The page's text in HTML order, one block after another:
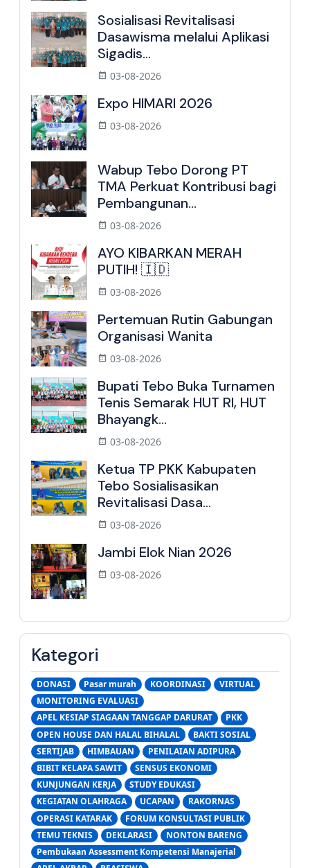
Sosialisasi Revitalisasi
Dasawisma melalui Aplikasi
Sigadis...
03-08-2026
Expo HIMARI 2026
03-08-2026
Wabup Tebo Dorong PT
TMA Perkuat Kontribusi bagi
Pembangunan...
03-08-2026
AYO KIBARKAN MERAH
PUTIH! 🇮🇩
03-08-2026
Pertemuan Rutin Gabungan
Organisasi Wanita
03-08-2026
Bupati Tebo Buka Turnamen
Tenis Semarak HUT RI, HUT
Bhayangk...
03-08-2026
Ketua TP PKK Kabupaten
Tebo Sosialisasikan
Revitalisasi Dasa...
03-08-2026
Jambi Elok Nian 2026
03-08-2026
Kategori
DONASI Pasar murah KOORDINASI
VIRTUAL
MONITORING EVALUASI
APEL KESIAP SIAGAAN TANGGAP DARURAT
PKK
OPEN HOUSE DAN HALAL BIHALAL
BAKTI SOSIAL
SERTIJAB
HIMBAUAN
PENILAIAN ADIPURA
BIBIT KELAPA SAWIT
SENSUS EKONOMI
KUNJUNGAN KERJA
STUDY EDUKASI
KEGIATAN OLAHRAGA
UCAPAN
RAKORNAS
OPERASI KATARAK
FORUM KONSULTASI PUBLIK
TEMU TEKNIS
DEKLARASI
NONTON BARENG
Pembukaan Assessment Kompetensi Manajerial